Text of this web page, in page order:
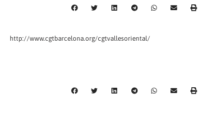
http://www.cgtbarcelona.org/cgtvallesoriental/